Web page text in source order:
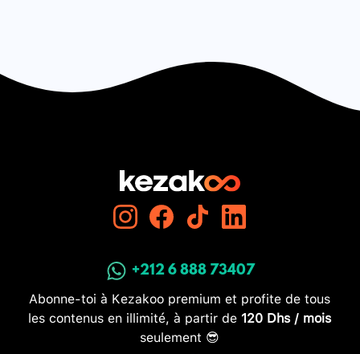
+212 6 888 73407
Abonne-toi à Kezakoo premium et profite de tous
les contenus en illimité, à partir de 120 Dhs / mois
seulement 😎